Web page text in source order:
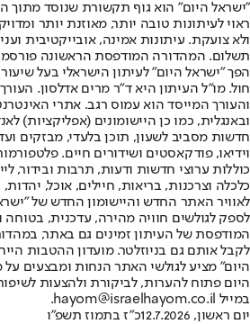
"ישראל היום" הוא גוף תקשורת שנוסד מתוך
ראוי לעיתונות טובה יותר, מאוזנת יותר
ולא צועקת. עיתונות אמינה, אובייקטיבית
הפך "ישראל היום" לעיתון הישראלי בעל
חול. מו"ל העיתון היא ד"ר מרים אדלסון.
והעורך המייסד הוא עמוס רגב. אתרי
חדשות מסביב לשעון, תוכן בלעדי, מבזקים
וידיאו, פודקאסטים ושידורים חיים.
כוללות ערוצי חדשות ודעות, תרבות ובידור,
לאוויר האתר החדש והיישומון החדש של
לספק לגולשים חוויה מהירה, עדכנית, בטוחה
המודפסת של העיתון זמינים גם באתר,
לקבל אותם גם בניוזלטר. מועדון ההטבות
היום" מציע לגולשי האתר הנחות ומבצעים על
היום פתוח להערות, לביקורת ולהצעות
במייל hayom@israelhayom.co.il.
יום ראשון, 12.7.2026
כ"ז בתמוז תשפ"ו